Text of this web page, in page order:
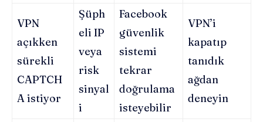
VPN
açıkken
sürekli
CAPTCH
A istiyor
Şüph
eli IP
veya
risk
sinyal
i
Facebook
güvenlik
sistemi
tekrar
doğrulama
isteyebilir
VPN’i
kapatıp
tanıdık
ağdan
deneyin